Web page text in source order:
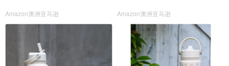
Amazon澳洲亚马逊 Amazon澳洲亚马逊